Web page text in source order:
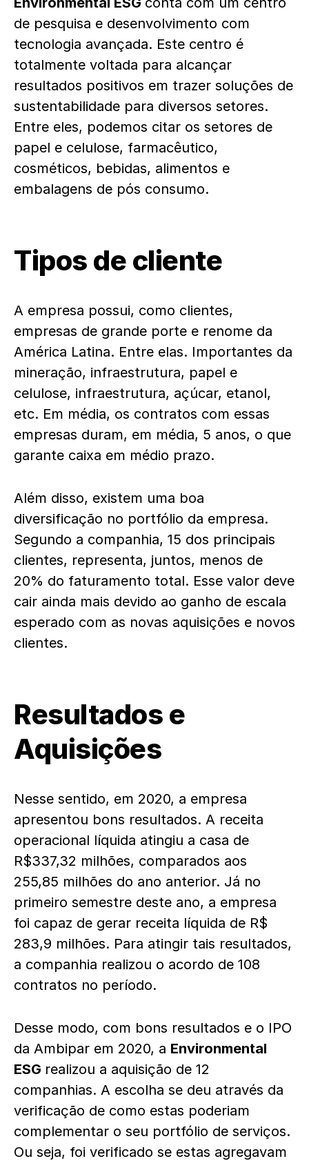
de pesquisa e desenvolvimento com
tecnologia avançada. Este centro é
totalmente voltada para alcançar
resultados positivos em trazer soluções de
sustentabilidade para diversos setores.
Entre eles, podemos citar os setores de
papel e celulose, farmacêutico,
cosméticos, bebidas, alimentos e
embalagens de pós consumo.
Tipos de cliente
A empresa possui, como clientes,
empresas de grande porte e renome da
América Latina. Entre elas. Importantes da
mineração, infraestrutura, papel e
celulose, infraestrutura, açúcar, etanol,
etc. Em média, os contratos com essas
empresas duram, em média, 5 anos, o que
garante caixa em médio prazo.
Além disso, existem uma boa
diversificação no portfólio da empresa.
Segundo a companhia, 15 dos principais
clientes, representa, juntos, menos de
20% do faturamento total. Esse valor deve
cair ainda mais devido ao ganho de escala
esperado com as novas aquisições e novos
clientes.
Resultados e
Aquisições
Nesse sentido, em 2020, a empresa
apresentou bons resultados. A receita
operacional líquida atingiu a casa de
R$337,32 milhões, comparados aos
255,85 milhões do ano anterior. Já no
primeiro semestre deste ano, a empresa
foi capaz de gerar receita líquida de R$
283,9 milhões. Para atingir tais resultados,
a companhia realizou o acordo de 108
contratos no período.
Desse modo, com bons resultados e o IPO
da Ambipar em 2020, a Environmental
ESG realizou a aquisição de 12
companhias. A escolha se deu através da
verificação de como estas poderiam
complementar o seu portfólio de serviços.
Ou seja, foi verificado se estas agregavam